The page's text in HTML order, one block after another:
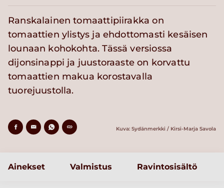
Ranskalainen tomaattipiirakka on
tomaattien ylistys ja ehdottomasti kesäisen
lounaan kohokohta. Tässä versiossa
dijonsinappi ja juustoraaste on korvattu
tomaattien makua korostavalla
tuorejuustolla.
Kuva: Sydänmerkki / Kirsi-Marja Savola
Ainekset Valmistus Ravintosisältö